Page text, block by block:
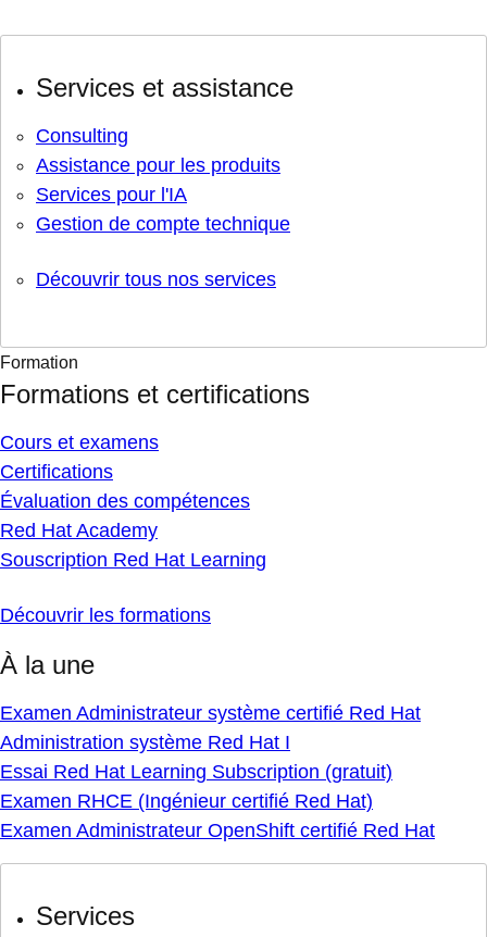
Services et assistance
Consulting
Assistance pour les produits
Services pour l'IA
Gestion de compte technique
Découvrir tous nos services
Formation
Formations et certifications
Cours et examens
Certifications
Évaluation des compétences
Red Hat Academy
Souscription Red Hat Learning
Découvrir les formations
À la une
Examen Administrateur système certifié Red Hat
Administration système Red Hat I
Essai Red Hat Learning Subscription (gratuit)
Examen RHCE (Ingénieur certifié Red Hat)
Examen Administrateur OpenShift certifié Red Hat
Services